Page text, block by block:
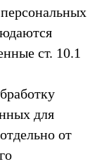
ст. 10.1
для
от